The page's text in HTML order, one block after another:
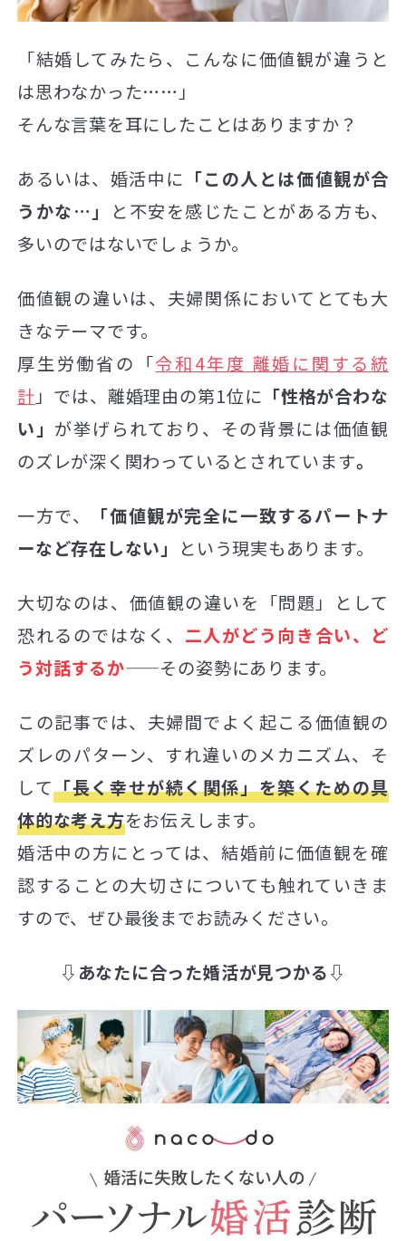
「結婚してみたら、こんなに価値観が違うと
は思わなかった……」
そんな言葉を耳にしたことはありますか？
あるいは、婚活中に 「この人とは価値観が合
うかな…」
と不安を感じたことがある方も、
多いのではないでしょうか。
価値観の違いは、夫婦関係においてとても大
きなテーマです。
厚生労働省の「令和4年度 離婚に関する統
計」では、離婚理由の第1位に 「性格が合わな
い」 が挙げられており、その背景には価値観
のズレが深く関わっているとされています。
一方で、
「価値観が完全に一致するパートナ
ーなど存在しない」
という現実もあります。
大切なのは、価値観の違いを「問題」として
恐れるのではなく、 二人がどう向き合い、ど
う対話するか——その姿勢にあります。
この記事では、夫婦間でよく起こる価値観の
ズレのパターン、すれ違いのメカニズム、そ
して「長く幸せが続く関係」を築くための具
体的な考え方をお伝えします。
婚活中の方にとっては、結婚前に価値観を確
認することの大切さについても触れていきま
すので、ぜひ最後までお読みください。
⇩あなたに合った婚活が見つかる⇩